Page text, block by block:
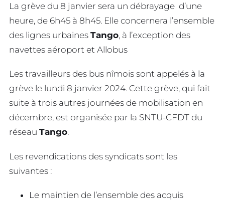
La grève du 8 janvier sera un débrayage d’une
heure, de 6h45 à 8h45. Elle concernera l’ensemble
des lignes urbaines Tango, à l’exception des
navettes aéroport et Allobus
Les travailleurs des bus nîmois sont appelés à la
grève le lundi 8 janvier 2024. Cette grève, qui fait
suite à trois autres journées de mobilisation en
décembre, est organisée par la SNTU-CFDT du
réseau Tango.
Les revendications des syndicats sont les
suivantes :
Le maintien de l’ensemble des acquis